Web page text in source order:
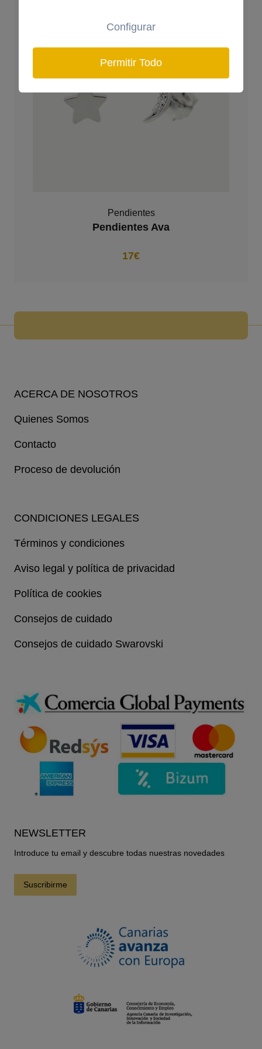
Pendientes
Pendientes Ava
17€
ACERCA DE NOSOTROS
Quienes Somos
Contacto
Proceso de devolución
CONDICIONES LEGALES
Términos y condiciones
Aviso legal y política de privacidad
Política de cookies
Consejos de cuidado
Consejos de cuidado Swarovski
NEWSLETTER
Introduce tu email y descubre todas nuestras novedades
Suscribirme
Configurar
Permitir Todo